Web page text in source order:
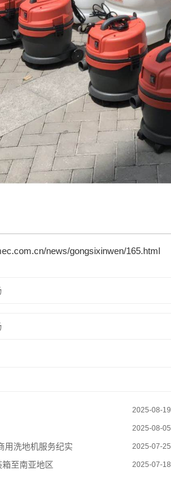
news/gongsixinwen/165.html
2025-08-19
2025-08-05
用洗地机服务纪实 2025-07-25
至南亚地区 2025-07-18